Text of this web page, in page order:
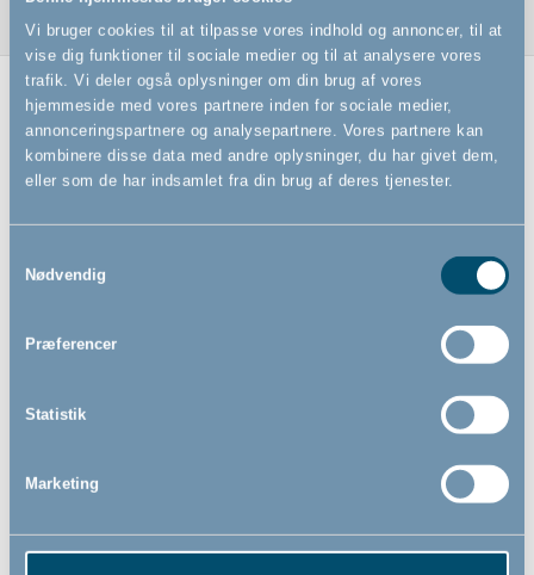
Vi bruger cookies til at tilpasse vores indhold og annoncer, til at
vise dig funktioner til sociale medier og til at analysere vores
trafik. Vi deler også oplysninger om din brug af vores
hjemmeside med vores partnere inden for sociale medier,
annonceringspartnere og analysepartnere. Vores partnere kan
kombinere disse data med andre oplysninger, du har givet dem,
eller som de har indsamlet fra din brug af deres tjenester.
Nødvendig
Præferencer
Statistik
Marketing
Relaterede produkter
Comfort stolehynde by
379,00 DKK
Comfort stolehynde by
379,00 DKK